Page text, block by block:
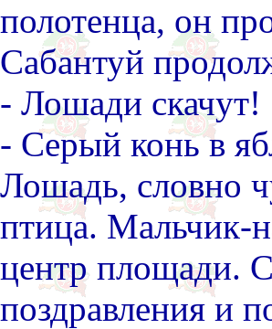
полотенца, он
Сабантуй
- Лошади скачут!
- Серый конь в
Лошадь, словно
птица. Мальчик-
центр площади.
поздравления и